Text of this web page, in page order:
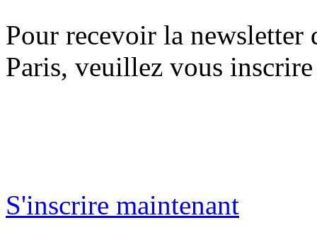
Pour recevoir la
Paris, veuillez vous
S'inscrire maintenant